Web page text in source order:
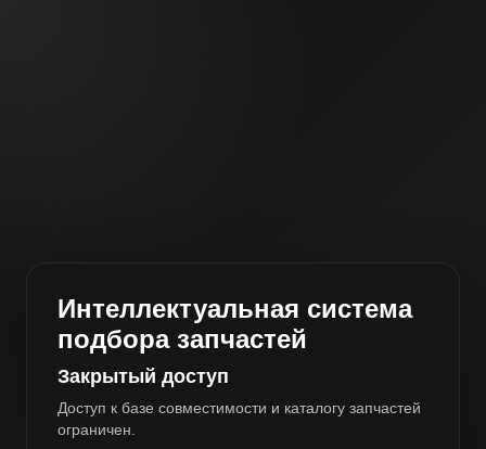
Интеллектуальная система
подбора запчастей
Закрытый доступ
Доступ к базе совместимости и каталогу запчастей
ограничен.